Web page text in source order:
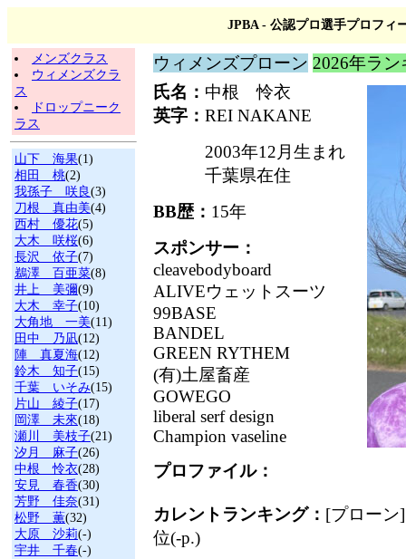
JPBA - 公認プロ選手プロフィ
メンズクラス
ウィメンズクラ
ス
ドロップニーク
ラス
山下 海果(1)
相田 桃(2)
我孫子 咲良(3)
刀根 真由美(4)
西村 優花(5)
大木 咲桜(6)
長沢 依子(7)
鵜澤 百亜菜(8)
井上 美彌(9)
大木 幸子(10)
大角地 一美(11)
田中 乃凪(12)
陣 真夏海(12)
鈴木 知子(15)
千葉 いそみ(15)
片山 綾子(17)
岡澤 未來(18)
瀬川 美枝子(21)
汐月 麻子(26)
中根 怜衣(28)
安見 春香(30)
芳野 佳奈(31)
松野 薫(32)
大原 沙莉(-)
宇井 千春(-)
ウィメンズプローン 2026年ラン
氏名： 中根 怜衣
英字： REI NAKANE
2003年12月生まれ
千葉県在住
BB歴： 15年
スポンサー：
cleavebodyboard
ALIVEウェットスーツ
99BASE
BANDEL
GREEN RYTHEM
(有)土屋畜産
GOWEGO
liberal serf design
Champion vaseline
プロファイル：
カレントランキング： [プローン
位(-p.)